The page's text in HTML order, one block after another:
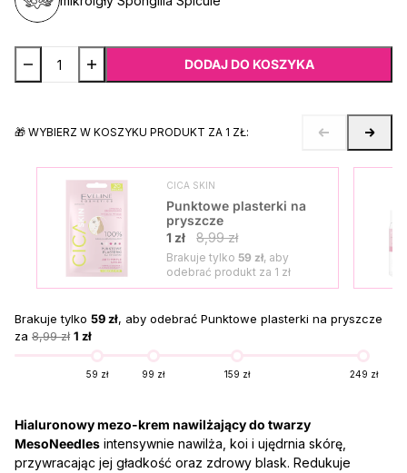
DODAJ DO KOSZYKA
🎁 WYBIERZ W KOSZYKU PRODUKT ZA 1 ZŁ:
CICA SKIN
Punktowe plasterki na
pryszcze
1 zł
8,99 zł
Brakuje tylko 59 zł, aby
odebrać produkt za 1 zł
Brakuje tylko 59 zł, aby odebrać Punktowe plasterki na pryszcze
za 8,99 zł 1 zł
59 zł 99 zł 159 zł 249 zł
Hialuronowy mezo-krem nawilżający do twarzy
MesoNeedles intensywnie nawilża, koi i ujędrnia skórę,
przywracając jej gładkość oraz zdrowy blask. Redukuje